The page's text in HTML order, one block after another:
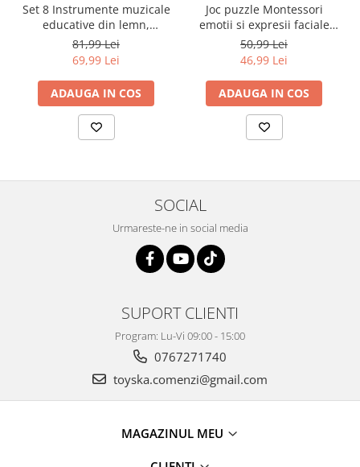
Set 8 Instrumente muzicale
educative din lemn,
multicolor
81,99 Lei
69,99 Lei
ADAUGA IN COS
Joc puzzle Montessori
emotii si expresii faciale
cuburi din lemn, multicolor
50,99 Lei
46,99 Lei
ADAUGA IN COS
SOCIAL
Urmareste-ne in social media
SUPORT CLIENTI
Program: Lu-Vi 09:00 - 15:00
0767271740
toyska.comenzi@gmail.com
MAGAZINUL MEU